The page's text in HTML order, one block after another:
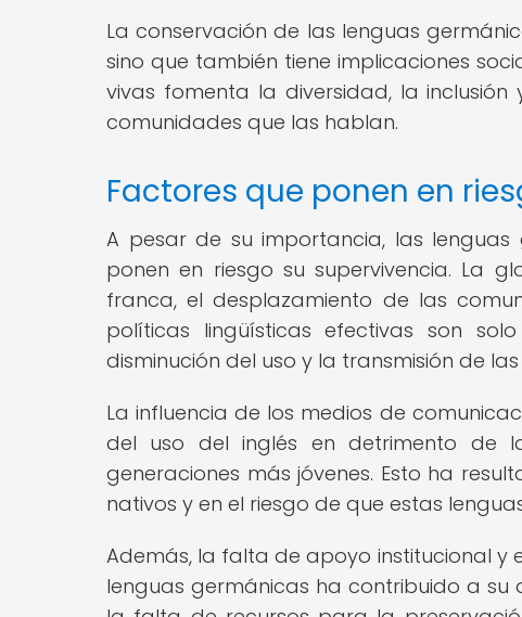
La conservación de las lenguas
sino que también tiene implicaciones
vivas fomenta la diversidad, la
comunidades que las hablan.
Factores que ponen en
A pesar de su importancia, las
ponen en riesgo su supervivencia. La
franca, el desplazamiento de las
políticas lingüísticas efectivas son
disminución del uso y la transmisión de
La influencia de los medios de
del uso del inglés en detrimento de
generaciones más jóvenes. Esto ha
nativos y en el riesgo de que estas
Además, la falta de apoyo institucional
lenguas germánicas ha contribuido a su